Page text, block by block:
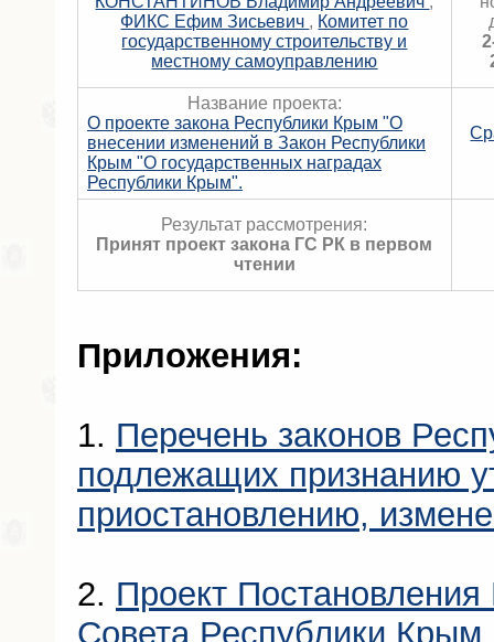
ФИКС Ефим Зисьевич , Комитет по
государственному строительству и
местному самоуправлению
Название проекта:
О проекте закона Республики Крым "О
внесении изменений в Закон Республики
Крым "О государственных наградах
Республики Крым".
Результат рассмотрения:
Принят проект закона ГС РК в первом
чтении
Приложения:
1. Перечень законов
подлежащих признанию
приостановлению,
2. Проект Постановления
Совета Республики Крым